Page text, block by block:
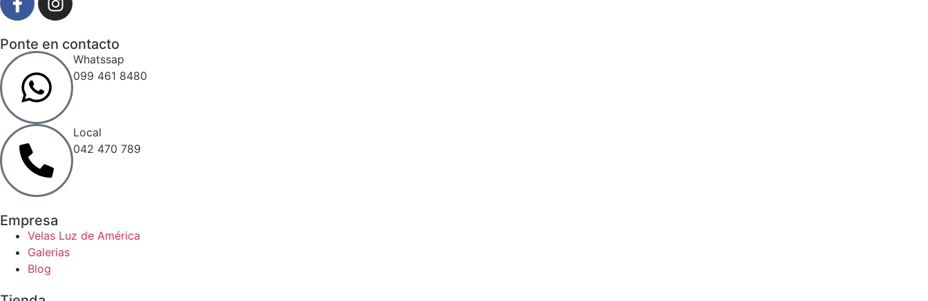
Ponte en contacto
Whatssap
099 461 8480
Local
042 470 789
Empresa
Velas Luz de América
Galerias
Blog